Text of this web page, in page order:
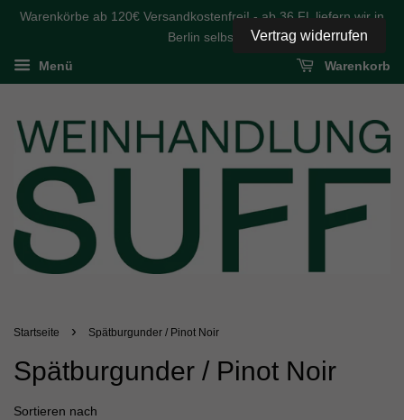
Warenkörbe ab 120€ Versandkostenfrei! - ab 36 FL liefern wir in
Berlin selbst
Menü Warenkorb
Startseite › Spätburgunder / Pinot Noir
Spätburgunder / Pinot Noir
Sortieren nach
Vertrag widerrufen